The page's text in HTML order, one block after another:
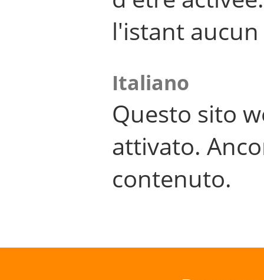
l'istant
Italiano
Questo sito
attivato.
contenuto.